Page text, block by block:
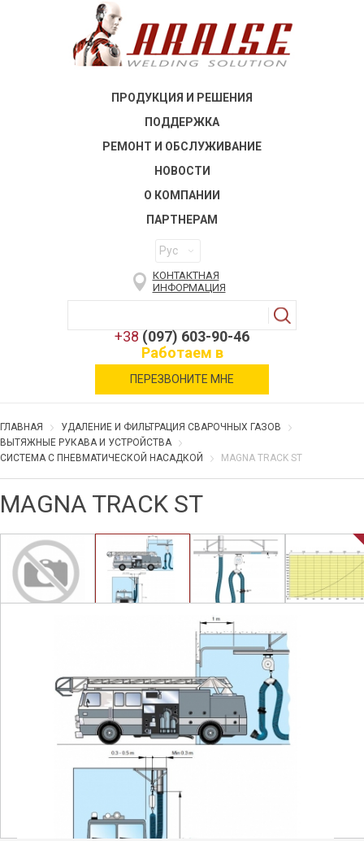
ПРОДУКЦИЯ И РЕШЕНИЯ
ПОДДЕРЖКА
РЕМОНТ И ОБСЛУЖИВАНИЕ
НОВОСТИ
О КОМПАНИИ
ПАРТНЕРАМ
Рус
КОНТАКТНАЯ
ИНФОРМАЦИЯ
+38 (097) 603-90-46
Работаем в
военное время
ПЕРЕЗВОНИТЕ МНЕ
ГЛАВНАЯ
УДАЛЕНИЕ И ФИЛЬТРАЦИЯ СВАРОЧНЫХ ГАЗОВ
ВЫТЯЖНЫЕ РУКАВА И УСТРОЙСТВА
СИСТЕМА С ПНЕВМАТИЧЕСКОЙ НАСАДКОЙ
MAGNA TRACK ST
MAGNA TRACK ST